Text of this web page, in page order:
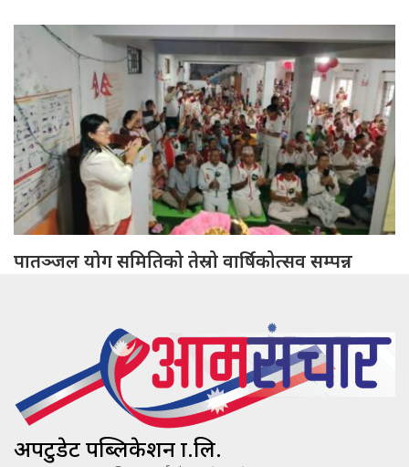
पातञ्जल योग समितिको तेस्रो वार्षिकोत्सव सम्पन्न
अपटुडेट पब्लिकेशन प्रा.लि.